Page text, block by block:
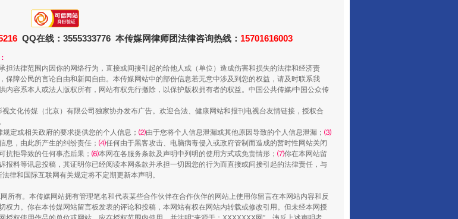
魏明亮严重违纪违法案透视
千亩耕地变“别墅”
QQ在线：3555333776 本传媒网律师团法律咨询热线： 15701616003
法律范围内因你的网络行为，直接或间接引起的给他人或（单位）造成伤害和损失的法律和经济责
障公民的言论自由和新闻自由。本传媒网站中的部份信息若无意中涉及到您的权益，请及时联系我
容系本人或法人版权所有，网站有权先行撤除，以保护版权拥有者的权益。中国公共传媒/中国公众传
文化传媒（北京）有限公司独家协办发布广告。欢迎合法、健康网站和报刊电视台友情链接，授权合
规定或相关政府的要求提供您的个人信息； ⑵由于您将个人信息泄漏或其他原因导致的个人信息泄漏； ⑶
息，由此所产生的纠纷责任； ⑷任何由于黑客攻击、电脑病毒侵入或政府管制而造成的暂时性网站关闭
抗拒导致的任何事态后果； ⑹本网在各服务条款及声明中列明的使用方式或免责情形； ⑺你在本网站留
料等讯息投稿，其证明你已经阅读本网条款并承担一切因您的行为而直接或间接引起的法律责任，与
律和国际互联网有关规定将不定期更新本声明。
所有。本传媒网站拥有管理笔名和代表某些合作伙伴在合作伙伴的网站上使用你留言在本网站内容和反
力。你在本传媒网站留言板发表的评论和投稿，本网站有权在网站内转载或修改引用。但未经本网授